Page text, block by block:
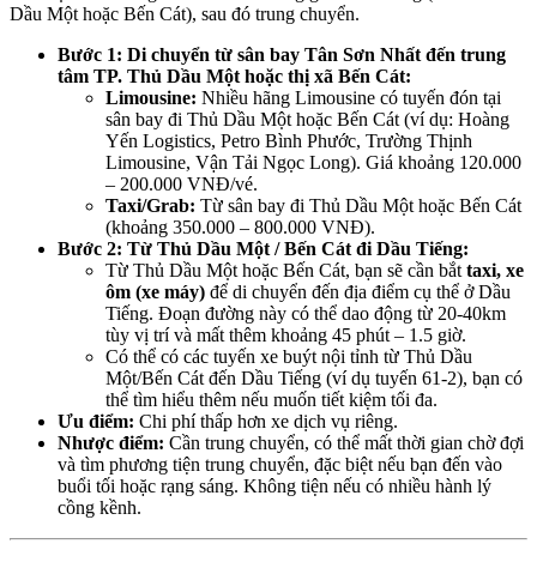
Dầu Một hoặc Bến Cát), sau đó trung chuyển.
Bước 1: Di chuyển từ sân bay Tân Sơn Nhất đến trung
tâm TP. Thủ Dầu Một hoặc thị xã Bến Cát:
Limousine: Nhiều hãng Limousine có tuyến đón tại
sân bay đi Thủ Dầu Một hoặc Bến Cát (ví dụ: Hoàng
Yến Logistics, Petro Bình Phước, Trường Thịnh
Limousine, Vận Tải Ngọc Long). Giá khoảng 120.000
– 200.000 VNĐ/vé.
Taxi/Grab: Từ sân bay đi Thủ Dầu Một hoặc Bến Cát
(khoảng 350.000 – 800.000 VNĐ).
Bước 2: Từ Thủ Dầu Một / Bến Cát đi Dầu Tiếng:
Từ Thủ Dầu Một hoặc Bến Cát, bạn sẽ cần bắt taxi, xe
ôm (xe máy) để di chuyển đến địa điểm cụ thể ở Dầu
Tiếng. Đoạn đường này có thể dao động từ 20-40km
tùy vị trí và mất thêm khoảng 45 phút – 1.5 giờ.
Có thể có các tuyến xe buýt nội tỉnh từ Thủ Dầu
Một/Bến Cát đến Dầu Tiếng (ví dụ tuyến 61-2), bạn có
thể tìm hiểu thêm nếu muốn tiết kiệm tối đa.
Ưu điểm: Chi phí thấp hơn xe dịch vụ riêng.
Nhược điểm: Cần trung chuyển, có thể mất thời gian chờ đợi
và tìm phương tiện trung chuyển, đặc biệt nếu bạn đến vào
buổi tối hoặc rạng sáng. Không tiện nếu có nhiều hành lý
cồng kềnh.